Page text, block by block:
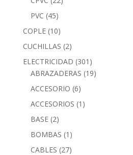
PVC (45)
COPLE (10)
CUCHILLAS (2)
ELECTRICIDAD (301)
ABRAZADERAS (19)
ACCESORIO (6)
ACCESORIOS (1)
BASE (2)
BOMBAS (1)
CABLES (27)